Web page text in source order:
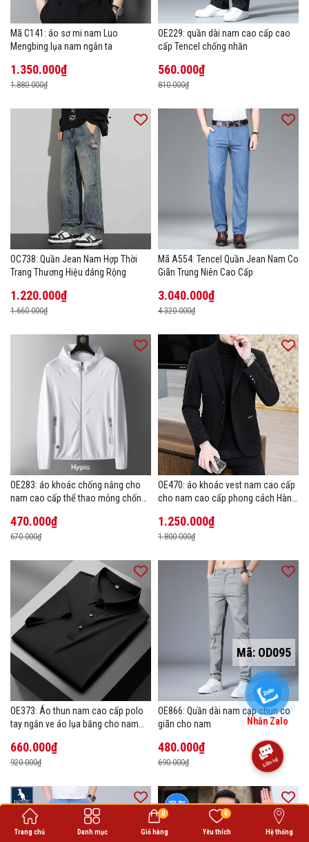
Mã: OD095
Mã C141: áo sơ mi nam Luo
Mengbing lụa nam ngắn ta
1.350.000₫
1.880.000₫
OE229: quần dài nam cao cấp cao
cấp Tencel chống nhăn
560.000₫
810.000₫
OC738: Quần Jean Nam Hợp Thời
Trang Thương Hiệu dáng Rộng
1.220.000₫
1.660.000₫
Mã A554: Tencel Quần Jean Nam Co
Giãn Trung Niên Cao Cấp
3.040.000₫
4.320.000₫
OE283: áo khoác chống nắng cho
nam cao cấp thể thao mỏng chống
470.000₫
670.000₫
OE470: áo khoác vest nam cao cấp
cho nam cao cấp phong cách Hàn
1.250.000₫
1.800.000₫
OE373: Áo thun nam cao cấp polo
tay ngắn ve áo lụa băng cho nam
660.000₫
920.000₫
OE866: Quần dài nam cạp chun co
giãn cho nam
480.000₫
690.000₫
Trang chủ Danh mục Giỏ hàng
0
Yêu thích
0
Hệ thống
Nhắn Zalo